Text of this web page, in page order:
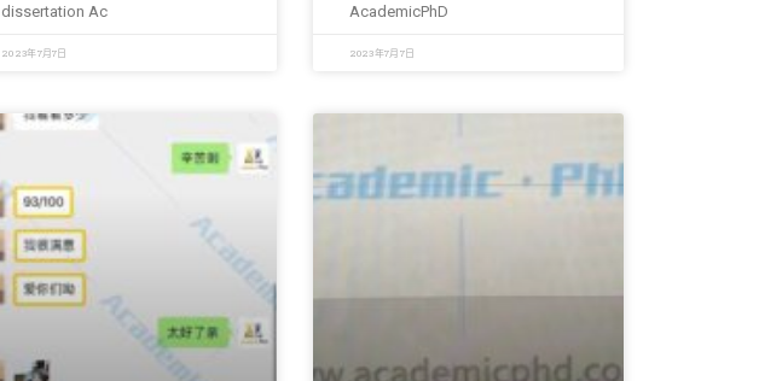
dissertation Ac
2023年7月7日
AcademicPhD
2023年7月7日